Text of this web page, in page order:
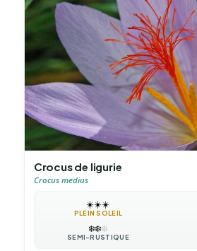
Crocus de ligurie
Crocus medius
☀️☀️☀️
PLEIN SOLEIL
❄️❄️❄️
SEMI-RUSTIQUE